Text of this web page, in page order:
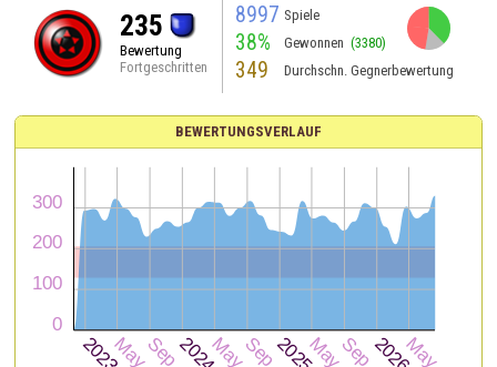
235
Bewertung
Fortgeschritten
8997 Spiele
38% Gewonnen (3380)
349 Durchschn. Gegnerbewertung
BEWERTUNGSVERLAUF